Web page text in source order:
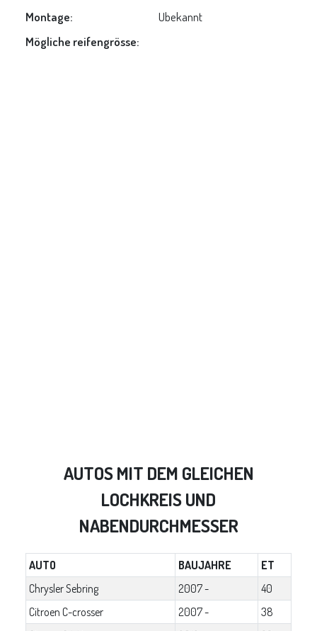
Montage:
Ubekannt
Mögliche reifengrösse:
AUTOS MIT DEM GLEICHEN
LOCHKREIS UND
NABENDURCHMESSER
AUTO BAUJAHRE
ET
Chrysler Sebring
2007 -
40
Citroen C-crosser
2007 -
38